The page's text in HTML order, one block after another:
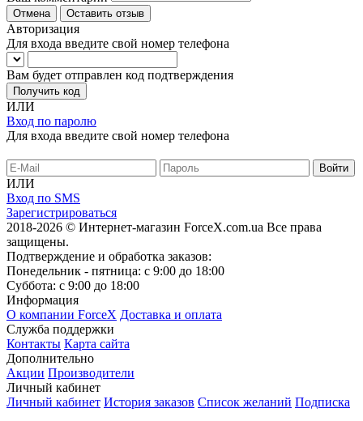
Отмена Оставить отзыв
Авторизация
Для входа введите свой номер телефона
Вам будет отправлен код подтверждения
Получить код
ИЛИ
Вход по паролю
Для входа введите свой номер телефона
ИЛИ
Вход по SMS
Зарегистрироваться
2018-2026 © Интернет-магазин ForceX.com.ua Все права
защищены.
Подтверждение и обработка заказов:
Понедельник - пятница: с 9:00 до 18:00
Суббота: с 9:00 до 18:00
Информация
О компании ForceX Доставка и оплата
Служба поддержки
Контакты Карта сайта
Дополнительно
Акции Производители
Личный кабинет
Личный кабинет История заказов Список желаний Подписка